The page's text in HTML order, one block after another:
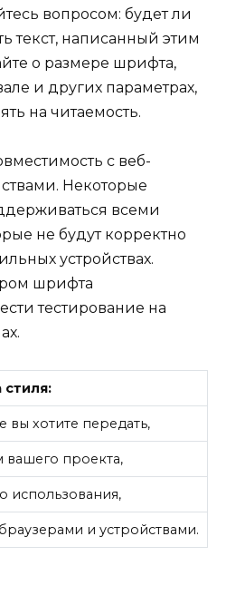
вопросом: будет ли
текст, написанный этим
о размере шрифта,
и других параметрах,
на читаемость.
с веб-
Некоторые
всеми
не будут корректно
устройствах.
шрифта
тестирование на
вы хотите передать,
вашего проекта,
использования,
и устройствами.